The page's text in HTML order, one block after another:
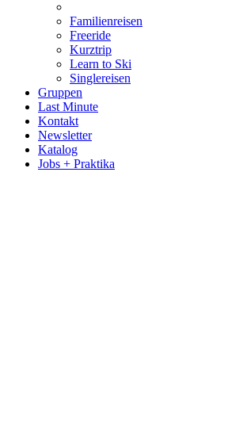
Familienreisen
Freeride
Kurztrip
Learn to Ski
Singlereisen
Gruppen
Last Minute
Kontakt
Newsletter
Katalog
Jobs + Praktika